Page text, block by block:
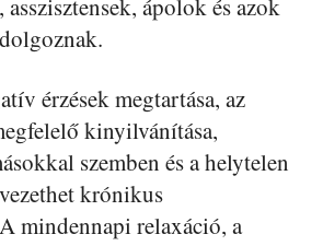
ápolok és azok
érzések megtartása, az
kinyilvánítása,
szemben és a helytelen
krónikus
mindennapi relaxáció, a